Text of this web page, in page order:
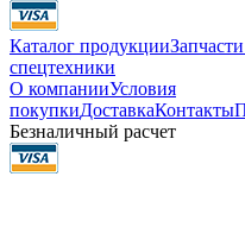
Каталог продукции
спецтехники
О компанииУсловия
покупкиДоставкаКонтакты
Безналичный расчет